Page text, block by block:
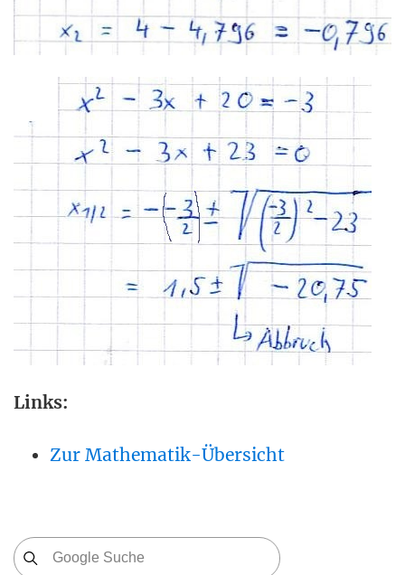
Links:
Zur Mathematik-Übersicht